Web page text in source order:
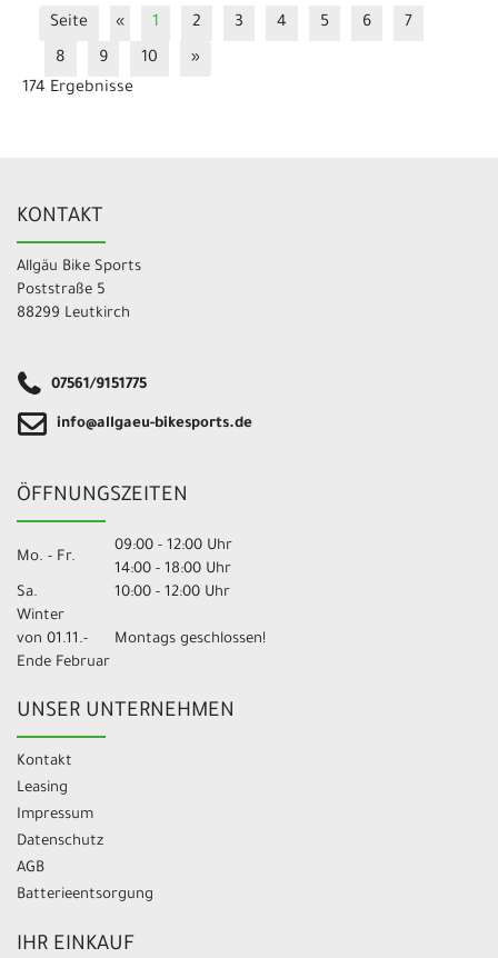
Seite « 1 2 3 4 5 6
7
8
9 10
»
174 Ergebnisse
KONTAKT
Allgäu Bike Sports
Poststraße 5
88299 Leutkirch
07561/9151775
info@allgaeu-bikesports.de
ÖFFNUNGSZEITEN
Mo. - Fr.
09:00 - 12:00 Uhr
14:00 - 18:00 Uhr
Sa.
10:00 - 12:00 Uhr
Winter
von 01.11.-
Ende Februar
Montags geschlossen!
UNSER UNTERNEHMEN
Kontakt
Leasing
Impressum
Datenschutz
AGB
Batterieentsorgung
IHR EINKAUF